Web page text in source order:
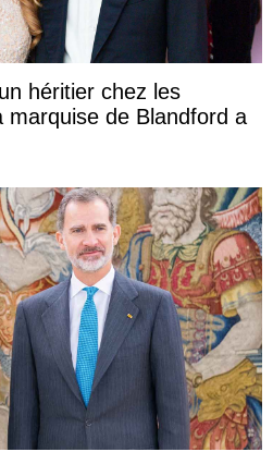
héritier chez les
marquise de Blandford a